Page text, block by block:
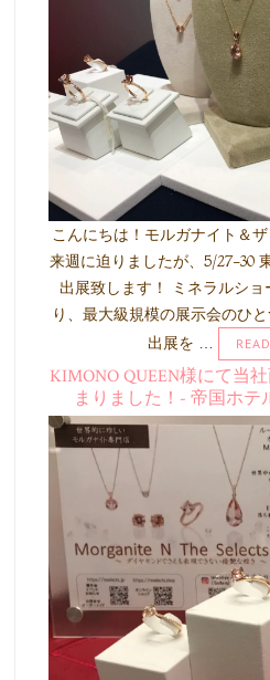
こんにちは！モルガナイト＆
来週に迫りましたが、5/27-30
出展致します！ ミネラルシ
り、最大級規模の展示会のひ
出展を …
KIMONO QUEEN様にて当
まりました！- 帝国ホテ